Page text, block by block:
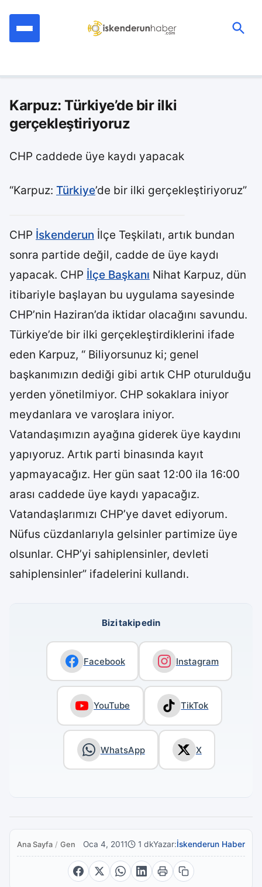
Karpuz: Türkiye’de bir ilki
gerçekleştiriyoruz
CHP caddede üye kaydı yapacak
“Karpuz: Türkiye’de bir ilki gerçekleştiriyoruz”
CHP İskenderun İlçe Teşkilatı, artık bundan
sonra partide değil, cadde de üye kaydı
yapacak. CHP İlçe Başkanı Nihat Karpuz, dün
itibariyle başlayan bu uygulama sayesinde
CHP’nin Haziran’da iktidar olacağını savundu.
Türkiye’de bir ilki gerçekleştirdiklerini ifade
eden Karpuz, “ Biliyorsunuz ki; genel
başkanımızın dediği gibi artık CHP oturulduğu
yerden yönetilmiyor. CHP sokaklara iniyor
meydanlara ve varoşlara iniyor.
Vatandaşımızın ayağına giderek üye kaydını
yapıyoruz. Artık parti binasında kayıt
yapmayacağız. Her gün saat 12:00 ila 16:00
arası caddede üye kaydı yapacağız.
Vatandaşlarımızı CHP’ye davet ediyorum.
Nüfus cüzdanlarıyla gelsinler partimize üye
olsunlar. CHP’yi sahiplensinler, devleti
sahiplensinler” ifadelerini kullandı.
Bizi takip edin
Facebook Instagram
YouTube TikTok
WhatsApp X
Ana Sayfa / Genel Oca 4, 2011 1 dkYazar:İskenderun Haber